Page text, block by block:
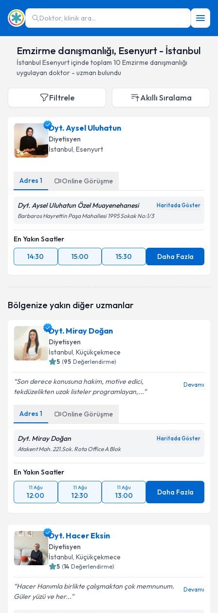
Doktor, klinik ara...
Emzirme danışmanlığı, Esenyurt - İstanbul
İstanbul Esenyurtiçinde toplam 10 Emzirme danışmanlığı
uygulayan doktor - uzman bulundu
Filtrele Akıllı Sıralama
Dyt. Aysel Uluhatun
Diyetisyen
İstanbul, Esenyurt
Adres 1 Online Görüşme
Dyt. Aysel Uluhatun Özel Muayenehanesi Haritada Göster
Barbaros Hayrettin Paşa Mahallesi 1995 Sokak No:1/3
En Yakın Saatler
14:30
15:00 15:30 Daha Fazla
Bölgenize yakın diğer uzmanlar
Dyt. Miray Doğan
Diyetisyen
İstanbul, Küçükçekmece
5 (95 Değerlendirme)
Son derece konusuna hakim, motive edici,
tekdüzelikten uzak listeler programlayan,...
Devamı
Adres 1 Online Görüşme
Dyt. Miray Doğan Haritada Göster
Atakent Mah. 221.Sok. Rota Office A Blok
En Yakın Saatler
11 Ağu
12:00
11 Ağu
12:30
11 Ağu
13:00 Daha Fazla
Dyt. Hacer Eksin
Diyetisyen
İstanbul, Küçükçekmece
5 (14 Değerlendirme)
Hacer Hanımla birlikte çalışmaktan çok memnunum.
Güler yüzü ve her...
Devamı